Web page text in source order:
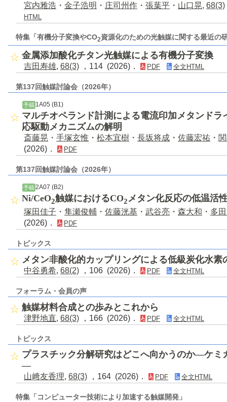
宮内雅浩 ・ 金子浩明 ・ 庄司州作 ・ 張葉平 ・ 山口晃, 68(3)
HTML
特集「有機分子変換やCO2資源化のための光触媒に関する最近の
金属添加酸化チタン光触媒による有機分子変換
吉田寿雄, 68(3) ，114 (2026)． PDF 全文HTML
第137回触媒討論会（2026年）
予稿1A05 (B1)
マルチオペランド計測による電流印加メタンド
応駆動メカニズムの解明
斎藤晃 ・ 手塚玄惟 ・ 松本宜樹 ・ 長坂将成 ・ 佐藤宏祐 ・
(2026)．
PDF
第137回触媒討論会（2026年）
予稿2A07 (B2)
Ni/CeO2触媒におけるCO2 メタン化反応の低温活
塚田佳子 ・ 隼瀬俊輔 ・ 佐藤洸基 ・ 武谷亮 ・ 森大和 ・ 多
(2026)．
PDF
トピックス
メタン非酸化的カップリングによる低級炭化水素
中谷勇希, 68(2) ，106 (2026)． PDF 全文HTML
フォーラム・会員の声
触媒材料合成との歩みとこれから
津野地直, 68(3) ，166 (2026)． PDF 全文HTML
トピックス
プラスチック分解研究はどこへ向かうのか―ケミ
―
山﨑友香理, 68(3) ，164 (2026)． PDF 全文HTML
特集「コンピューター技術により加速する触媒開発」